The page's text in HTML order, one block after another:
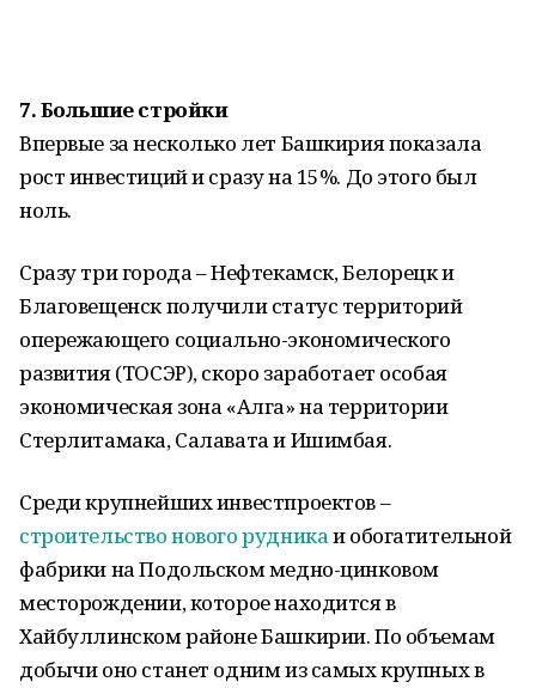
7.Большие стройки
Впервые за несколько лет Башкирия показала
рост инвестиций и сразу на 15%. До этого был
ноль.
Сразу три города – Нефтекамск, Белорецк и
Благовещенск получили статус территорий
опережающего социально-экономического
развития (ТОСЭР), скоро заработает особая
экономическая зона «Алга» на территории
Стерлитамака, Салавата и Ишимбая.
Среди крупнейших инвестпроектов –
строительство нового рудникаи обогатительной
фабрики на Подольском медно-цинковом
месторождении, которое находится в
Хайбуллинском районе Башкирии. По объемам
добычи оно станет одним из самых крупных в